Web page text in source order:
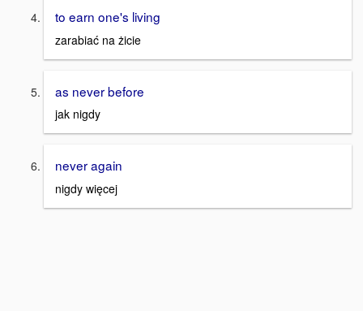
to earn one's living
zarabiać na żicie
as never before
jak nigdy
never again
nigdy więcej